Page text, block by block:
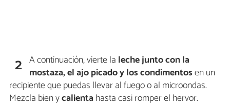
2 A continuación, vierte la lechejunto con la
mostaza, el ajo picado y los condimentosen un
recipiente que puedas llevar al fuego o al microondas.
Mezcla bien ycalientahasta casi romper el hervor.